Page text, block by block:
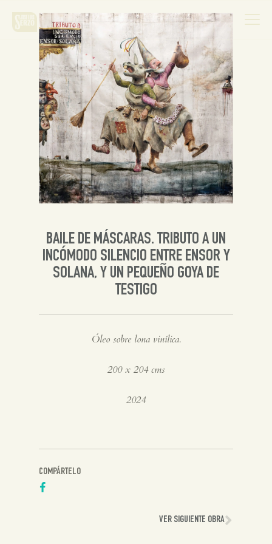
Obra
Biografía
Noticias
Español
BAILE DE MÁSCARAS. TRIBUTO A UN
INCÓMODO SILENCIO ENTRE ENSOR Y
SOLANA, Y UN PEQUEÑO GOYA DE
TESTIGO
Óleo sobre lona vinílica.
200 x 204 cms
2024
COMPÁRTELO
VER SIGUIENTE OBRA